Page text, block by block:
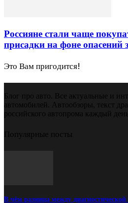
Россияне стали чаще
присадки на фоне опасений
Это Вам пригодится!
Блог про авто. Все актуальные и
автомобилей. Автообзоры, текст
российского автопрома каждый
Популярные посты
В чём разница между